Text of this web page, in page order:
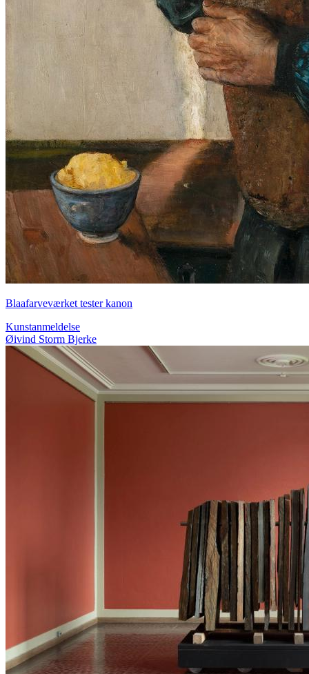
Blaafarveværket tester kanon
Kunstanmeldelse
Øivind Storm Bjerke